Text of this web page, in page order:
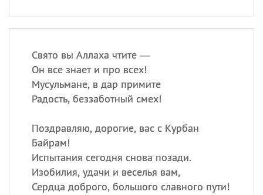
Свято вы Аллаха чтите —
Он все знает и про всех!
Мусульмане, в дар примите
Радость, беззаботный смех!
Поздравляю, дорогие, вас с Курбан
Байрам!
Испытания сегодня снова позади.
Изобилия, удачи и веселья вам,
Сердца доброго, большого славного пути!